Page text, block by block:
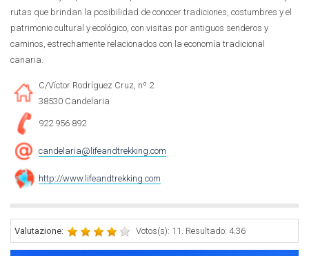
rutas que brindan la posibilidad de conocer tradiciones, costumbres y el
patrimonio cultural y ecológico, con visitas por antiguos senderos y
caminos, estrechamente relacionados con la economía tradicional
canaria.
C/Víctor Rodríguez Cruz, nº 2
38530 Candelaria
922 956 892
candelaria@lifeandtrekking.com
http://www.lifeandtrekking.com
Valutazione: Votos(s): 11. Resultado: 4.36